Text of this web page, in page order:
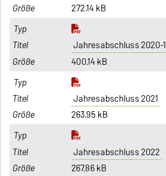
272.14 kB
Jahresabschluss 2020-1
400.14 kB
Jahresabschluss 2021
263.95 kB
Jahresabschluss 2022
267.86 kB